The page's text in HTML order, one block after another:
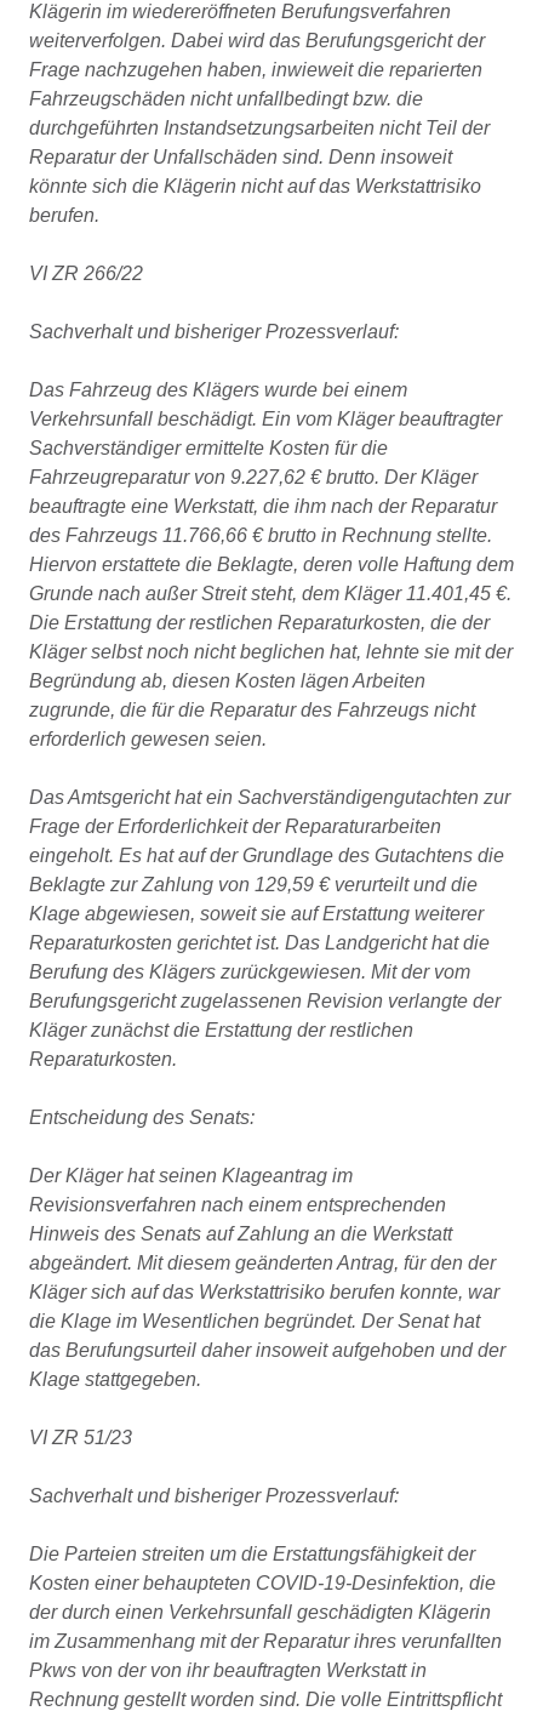
Klägerin im wiedereröffneten Berufungsverfahren
weiterverfolgen. Dabei wird das Berufungsgericht der
Frage nachzugehen haben, inwieweit die reparierten
Fahrzeugschäden nicht unfallbedingt bzw. die
durchgeführten Instandsetzungsarbeiten nicht Teil der
Reparatur der Unfallschäden sind. Denn insoweit
könnte sich die Klägerin nicht auf das Werkstattrisiko
berufen.
VI ZR 266/22
Sachverhalt und bisheriger Prozessverlauf:
Das Fahrzeug des Klägers wurde bei einem
Verkehrsunfall beschädigt. Ein vom Kläger beauftragter
Sachverständiger ermittelte Kosten für die
Fahrzeugreparatur von 9.227,62 € brutto. Der Kläger
beauftragte eine Werkstatt, die ihm nach der Reparatur
des Fahrzeugs 11.766,66 € brutto in Rechnung stellte.
Hiervon erstattete die Beklagte, deren volle Haftung dem
Grunde nach außer Streit steht, dem Kläger 11.401,45 €.
Die Erstattung der restlichen Reparaturkosten, die der
Kläger selbst noch nicht beglichen hat, lehnte sie mit der
Begründung ab, diesen Kosten lägen Arbeiten
zugrunde, die für die Reparatur des Fahrzeugs nicht
erforderlich gewesen seien.
Das Amtsgericht hat ein Sachverständigengutachten zur
Frage der Erforderlichkeit der Reparaturarbeiten
eingeholt. Es hat auf der Grundlage des Gutachtens die
Beklagte zur Zahlung von 129,59 € verurteilt und die
Klage abgewiesen, soweit sie auf Erstattung weiterer
Reparaturkosten gerichtet ist. Das Landgericht hat die
Berufung des Klägers zurückgewiesen. Mit der vom
Berufungsgericht zugelassenen Revision verlangte der
Kläger zunächst die Erstattung der restlichen
Reparaturkosten.
Entscheidung des Senats:
Der Kläger hat seinen Klageantrag im
Revisionsverfahren nach einem entsprechenden
Hinweis des Senats auf Zahlung an die Werkstatt
abgeändert. Mit diesem geänderten Antrag, für den der
Kläger sich auf das Werkstattrisiko berufen konnte, war
die Klage im Wesentlichen begründet. Der Senat hat
das Berufungsurteil daher insoweit aufgehoben und der
Klage stattgegeben.
VI ZR 51/23
Sachverhalt und bisheriger Prozessverlauf:
Die Parteien streiten um die Erstattungsfähigkeit der
Kosten einer behaupteten COVID-19-Desinfektion, die
der durch einen Verkehrsunfall geschädigten Klägerin
im Zusammenhang mit der Reparatur ihres verunfallten
Pkws von der von ihr beauftragten Werkstatt in
Rechnung gestellt worden sind. Die volle Eintrittspflicht